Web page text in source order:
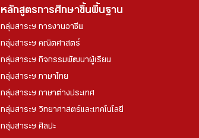
หลักสูตรการศึกษาขึ้นพื้นฐาน
กลุ่มสาระฯ การงานอาชีพ
กลุ่มสาระฯ คณิตศาสตร์
กลุ่มสาระฯ กิจกรรมพัฒนาผู้เรียน
กลุ่มสาระฯ ภาษาไทย
กลุ่มสาระฯ ภาษาต่างประเทศ
กลุ่มสาระฯ วิทยาศาสตร์และเทคโนโลยี
กลุ่มสาระฯ ศิลปะ